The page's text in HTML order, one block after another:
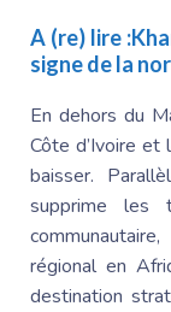
A (re) lire :
signe de la
En dehors du
Côte d’Ivoire et
baisser.
supprime les
régional en
destination